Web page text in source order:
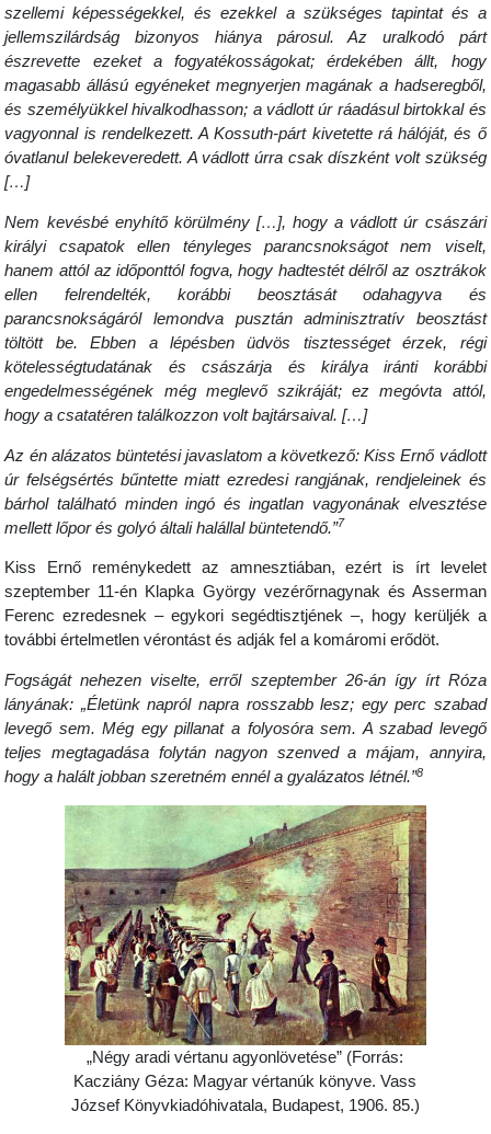
szellemi képességekkel, és ezekkel a szükséges tapintat és a
jellemszilárdság bizonyos hiánya párosul. Az uralkodó párt
észrevette ezeket a fogyatékosságokat; érdekében állt, hogy
magasabb állású egyéneket megnyerjen magának a hadseregből,
és személyükkel hivalkodhasson; a vádlott úr ráadásul birtokkal és
vagyonnal is rendelkezett. A Kossuth-párt kivetette rá hálóját, és ő
óvatlanul belekeveredett. A vádlott úrra csak díszként volt szükség
[…]
Nem kevésbé enyhítő körülmény […], hogy a vádlott úr császári
királyi csapatok ellen tényleges parancsnokságot nem viselt,
hanem attól az időponttól fogva, hogy hadtestét délről az osztrákok
ellen felrendelték, korábbi beosztását odahagyva és
parancsnokságáról lemondva pusztán adminisztratív beosztást
töltött be. Ebben a lépésben üdvös tisztességet érzek, régi
kötelességtudatának és császárja és királya iránti korábbi
engedelmességének még meglevő szikráját; ez megóvta attól,
hogy a csatatéren találkozzon volt bajtársaival. […]
Az én alázatos büntetési javaslatom a következő: Kiss Ernő vádlott
úr felségsértés bűntette miatt ezredesi rangjának, rendjeleinek és
bárhol található minden ingó és ingatlan vagyonának elvesztése
mellett lőpor és golyó általi halállal büntetendő.”7
Kiss Ernő reménykedett az amnesztiában, ezért is írt levelet
szeptember 11-én Klapka György vezérőrnagynak és Asserman
Ferenc ezredesnek – egykori segédtisztjének –, hogy kerüljék a
további értelmetlen vérontást és adják fel a komáromi erődöt.
Fogságát nehezen viselte, erről szeptember 26-án így írt Róza
lányának: „Életünk napról napra rosszabb lesz; egy perc szabad
levegő sem. Még egy pillanat a folyosóra sem. A szabad levegő
teljes megtagadása folytán nagyon szenved a májam, annyira,
hogy a halált jobban szeretném ennél a gyalázatos létnél.”8
„Négy aradi vértanu agyonlövetése” (Forrás:
Kacziány Géza: Magyar vértanúk könyve. Vass
József Könyvkiadóhivatala, Budapest, 1906. 85.)